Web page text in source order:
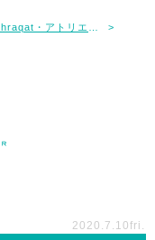
>
2020.7.10fri.